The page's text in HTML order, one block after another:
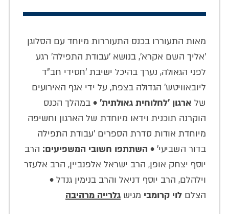
מאות התעוררו בכנס התעוררות מיוחד עם הסלוגן
'אליך השם אקרא', בנושא 'עבודת התפילה' רגע
לפני הגאולה, נערך בהיכל ישיבת 'חסידי חב"ד
ליובאוויטש' הגדולה בצפת, על ידי אגף האירועים
של ארגון 'לחלוחית גאולתית' • במהלך הכנס
הוקרנה תוכנית וידאו מיוחדת של הארגון וחשיפה
מיוחדת אודות סדרת הספרים 'עבודת התפילה
בדור השביעי' • השתתפו חשובי המשפיעים: הרב
יוסף יצחק אופן, הרב ישראל אלפנביין, הרב אלעזר
וילהלם, הרב יוסף דניאל והרב בנימין גנדל •
הצלם לוי קרומבי מגיש גלרייה מרהיבה